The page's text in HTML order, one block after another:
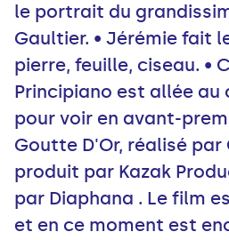
le portrait du
Gaultier. • Jérémie fait
pierre, feuille, ciseau. •
Principiano est allée au
pour voir en avant-
Goutte D'Or, réalisé
produit par Kazak
par Diaphana . Le film
et en ce moment est